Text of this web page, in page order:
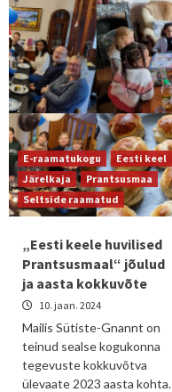
E-raamatukogu
Eesti keel
Järelkaja
Prantsusmaa
Seltside raamatud
„Eesti keele huvilised
Prantsusmaal“ jõulud
ja aasta kokkuvõte
10. jaan. 2024
Mailis Sütiste-Gnannt on
teinud sealse kogukonna
tegevuste kokkuvõtva
ülevaate 2023 aasta kohta.